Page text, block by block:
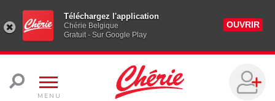
Téléchargez l'application
Chérie Belgique
Gratuit - Sur Google Play
OUVRIR
MENU